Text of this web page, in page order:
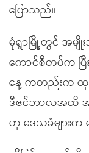
ပြောသည်။
မုံရွာမြို့တွင် အမျို
ကောင်စီတပ်က ပြီ
နေ့ ကတည်းက ထု
ဒီဇင်ဘာလအထိ
ဟု ဒေသခံများက